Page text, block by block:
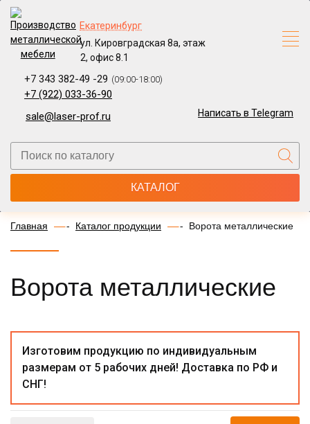
Екатеринбург
ул. Кировградская 8а, этаж
2, офис 8.1
+7 343 382-49 -29 (09:00-18:00)
+7 (922) 033-36-90
sale@laser-prof.ru
Написать в Telegram
КАТАЛОГ
Главная Каталог продукции Ворота металлические
Ворота металлические
Изготовим продукцию по индивидуальным
размерам от 5 рабочих дней! Доставка по РФ и
СНГ!